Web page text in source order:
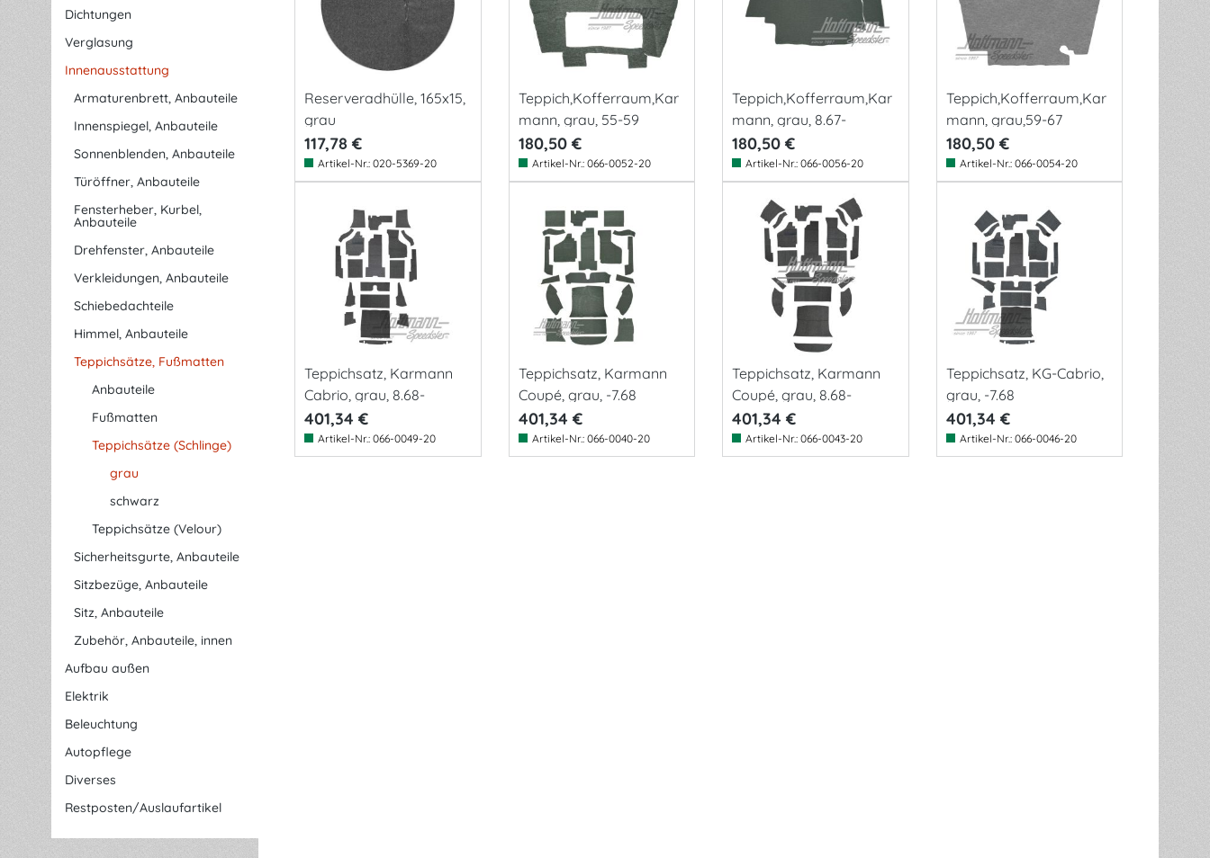
Dichtungen
Verglasung
Innenausstattung
Armaturenbrett, Anbauteile
Innenspiegel, Anbauteile
Sonnenblenden, Anbauteile
Türöffner, Anbauteile
Fensterheber, Kurbel,
Anbauteile
Drehfenster, Anbauteile
Verkleidungen, Anbauteile
Schiebedachteile
Himmel, Anbauteile
Teppichsätze, Fußmatten
Anbauteile
Fußmatten
Teppichsätze (Schlinge)
grau
schwarz
Teppichsätze (Velour)
Sicherheitsgurte, Anbauteile
Sitzbezüge, Anbauteile
Sitz, Anbauteile
Zubehör, Anbauteile, innen
Aufbau außen
Elektrik
Beleuchtung
Autopflege
Diverses
Restposten/Auslaufartikel
Reserveradhülle, 165x15,
grau
117,78 €
Artikel-Nr.: 020-5369-20
Teppich,Kofferraum,Kar
mann, grau, 55-59
180,50 €
Artikel-Nr.: 066-0052-20
Teppich,Kofferraum,Kar
mann, grau, 8.67-
180,50 €
Artikel-Nr.: 066-0056-20
Teppich,Kofferraum,Kar
mann, grau,59-67
180,50 €
Artikel-Nr.: 066-0054-20
Teppichsatz, Karmann
Cabrio, grau, 8.68-
401,34 €
Artikel-Nr.: 066-0049-20
Teppichsatz, Karmann
Coupé, grau, -7.68
401,34 €
Artikel-Nr.: 066-0040-20
Teppichsatz, Karmann
Coupé, grau, 8.68-
401,34 €
Artikel-Nr.: 066-0043-20
Teppichsatz, KG-Cabrio,
grau, -7.68
401,34 €
Artikel-Nr.: 066-0046-20